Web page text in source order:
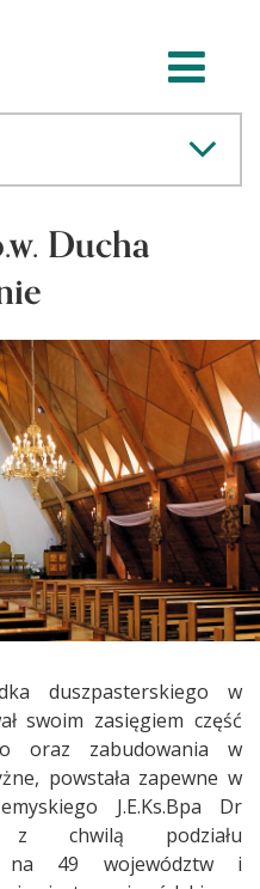
Ducha
duszpasterskiego w
swoim zasięgiem część
oraz zabudowania w
powstała zapewne w
J.E.Ks.Bpa Dr
z chwilą podziału
na 49 województw i